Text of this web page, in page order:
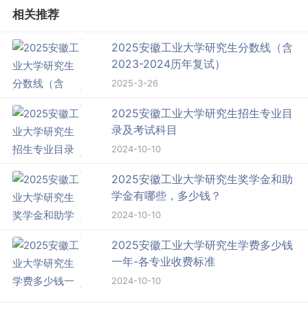
相关推荐
2025安徽工业大学研究生分数线（含
2023-2024历年复试）
2025-3-26
2025安徽工业大学研究生招生专业目
录及考试科目
2024-10-10
2025安徽工业大学研究生奖学金和助
学金有哪些，多少钱？
2024-10-10
2025安徽工业大学研究生学费多少钱
一年-各专业收费标准
2024-10-10